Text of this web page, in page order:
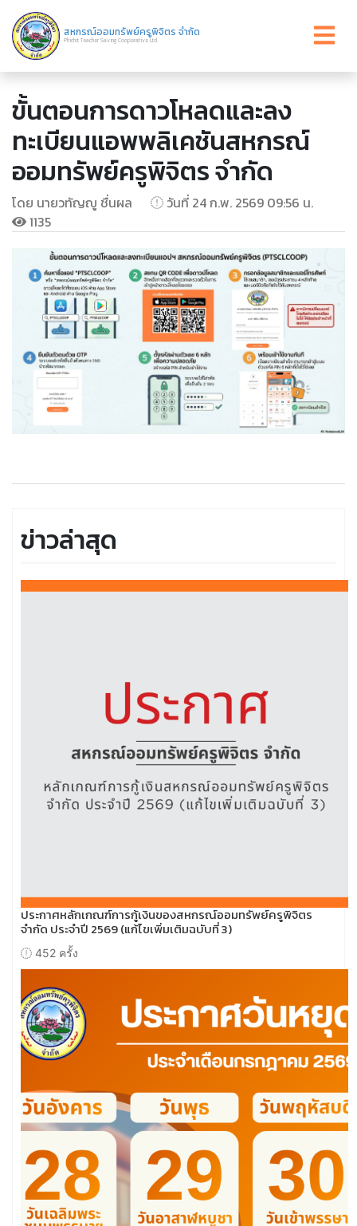
สหกรณ์ออมทรัพย์ครูพิจิตร จำกัด
Phichit Teacher Saving Cooperative Ltd.
ขั้นตอนการดาวโหลดและลง
ทะเบียนแอพพลิเคชันสหกรณ์
ออมทรัพย์ครูพิจิตร จำกัด
โดย นายวทัญญู ชื่นผล
วันที่ 24 ก.พ. 2569 09:56 น.
1135
ข่าวล่าสุด
ประกาศหลักเกณฑ์การกู้เงินของสหกรณ์ออมทรัพย์ครูพิจิตร
จำกัด ประจำปี 2569 (แก้ไขเพิ่มเติมฉบับที่ 3)
452 ครั้ง